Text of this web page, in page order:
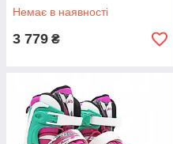
Немає в наявності
3 779 ₴